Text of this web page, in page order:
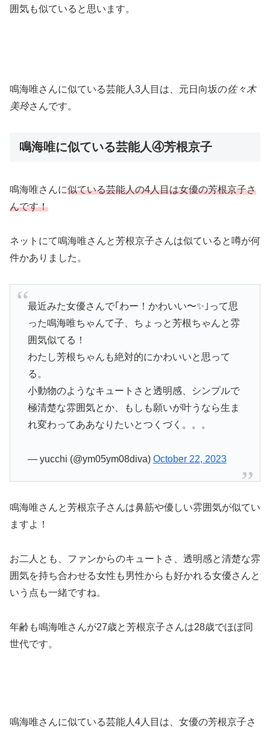
囲気も似ていると思います。
鳴海唯さんに似ている芸能人3人目は、元日向坂の佐々木
美玲さんです。
鳴海唯に似ている芸能人④芳根京子
鳴海唯さんに似ている芸能人の4人目は女優の芳根京子さ
んです！
ネットにて鳴海唯さんと芳根京子さんは似ていると噂が何
件かありました。
最近みた女優さんで｢わー！かわいい〜✨｣って思
った鳴海唯ちゃんて子、ちょっと芳根ちゃんと雰
囲気似てる！
わたし芳根ちゃんも絶対的にかわいいと思って
る。
小動物のようなキュートさと透明感、シンプルで
極清楚な雰囲気とか、もしも願いが叶うなら生ま
れ変わってああなりたいとつくづく。。。
— yucchi (@ym05ym08diva) October 22, 2023
鳴海唯さんと芳根京子さんは鼻筋や優しい雰囲気が似てい
ますよ！
お二人とも、ファンからのキュートさ、透明感と清楚な雰
囲気を持ち合わせる女性も男性からも好かれる女優さんと
いう点も一緒ですね。
年齢も鳴海唯さんが27歳と芳根京子さんは28歳でほぼ同
世代です。
鳴海唯さんに似ている芸能人4人目は、女優の芳根京子さ